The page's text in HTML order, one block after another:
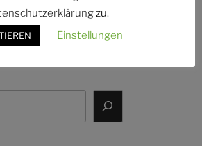
Instagram
Facebook
zu.
Einstellungen